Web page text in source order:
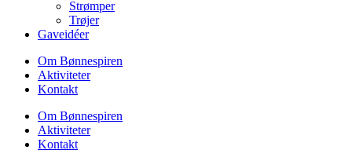
Strømper
Trøjer
Gaveidéer
Om Bønnespiren
Aktiviteter
Kontakt
Om Bønnespiren
Aktiviteter
Kontakt